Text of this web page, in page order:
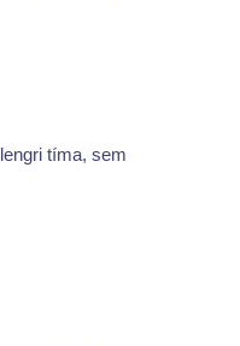
tíma, sem